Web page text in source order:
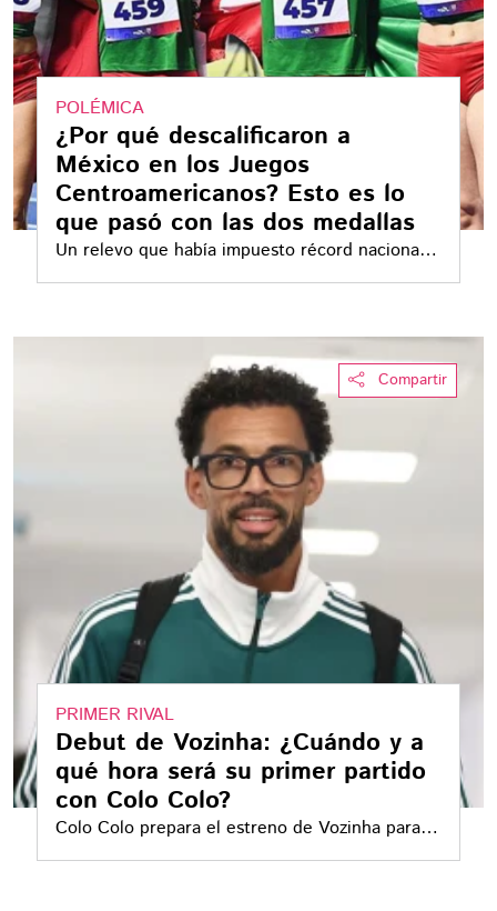
POLÉMICA
¿Por qué descalificaron a
México en los Juegos
Centroamericanos? Esto es lo
que pasó con las dos medallas
Un relevo que había impuesto récord nacional y
una atleta que ya celebraba el bronce
infracciones al reglamento de World Athletics
Compartir
PRIMER RIVAL
Debut de Vozinha: ¿Cuándo y a
qué hora será su primer partido
con Colo Colo?
Colo Colo prepara el estreno de Vozinha para el
encuentro como local ante O’Higgins. El partido